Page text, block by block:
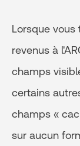
Lorsque
revenus à
champs
certains
champs «
sur aucun